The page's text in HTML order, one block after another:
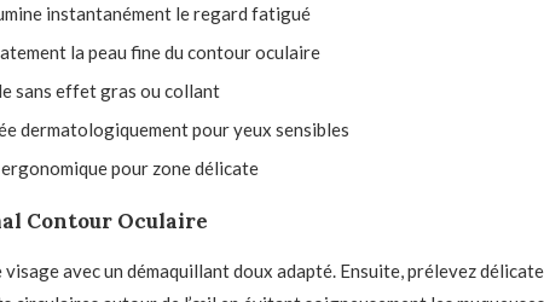
instantanément le regard fatigué
la peau fine du contour oculaire
sans effet gras ou collant
dermatologiquement pour yeux sensibles
pour zone délicate
Contour Oculaire
avec un démaquillant doux adapté. Ensuite, prélevez